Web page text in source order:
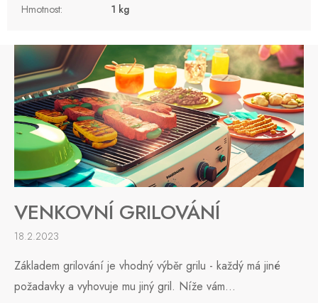
Hmotnost: 1 kg
VENKOVNÍ GRILOVÁNÍ
18.2.2023
Základem grilování je vhodný výběr grilu - každý má jiné
požadavky a vyhovuje mu jiný gril. Níže vám...